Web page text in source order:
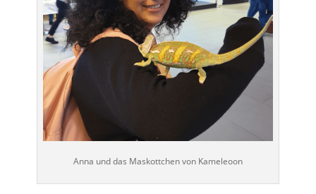
Anna und das Maskottchen von Kameleoon